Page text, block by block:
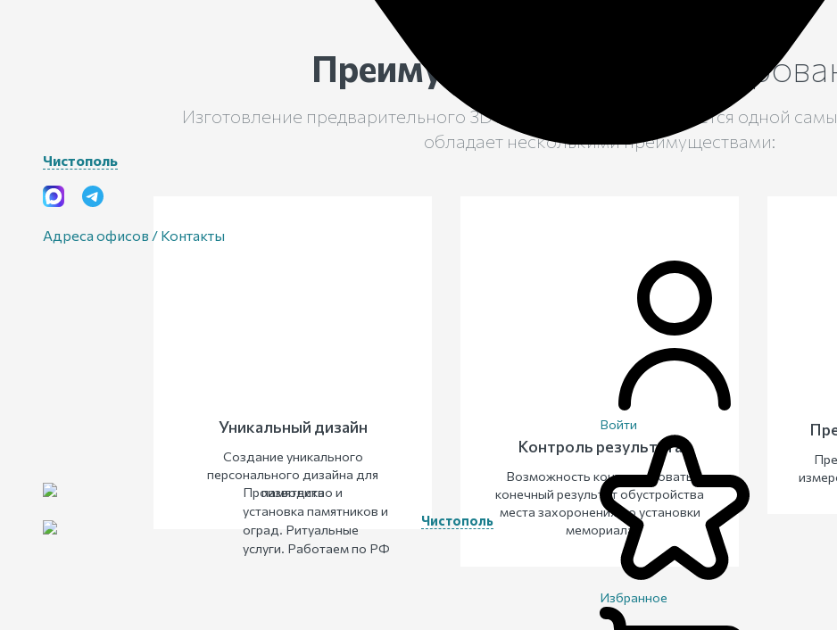
Чистополь
Адреса офисов / Контакты
Производство и
установка памятников и
оград. Ритуальные
услуги. Работаем по РФ
Чистополь
Войти
Избранное
Преимущества 3D
Изготовление предварительного 3D макета мемориала является одной
обладает несколькими преимуществами:
Уникальный дизайн
Создание уникального
персонального дизайна для
памятника
Контроль результата
Возможность контролировать
конечный результат обустройства
места захоронения до установки
мемориала